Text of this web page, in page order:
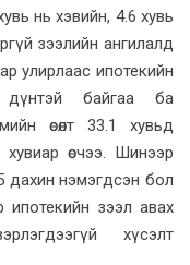
нь хэвийн, 4.6 хувь
зээлийн ангилалд
улирлаас ипотекийн
дүнтэй байгаа ба
өсөлт 33.1 хувьд
өсчээ. Шинээр
дахин нэмэгдсэн бол
зээл авах
хүсэлт